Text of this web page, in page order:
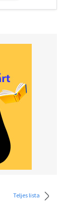
böjtölsz
közben,
vibráló
növényi alapú
segítenek a
és a
ételek
és
hogy olyan
Teljes lista